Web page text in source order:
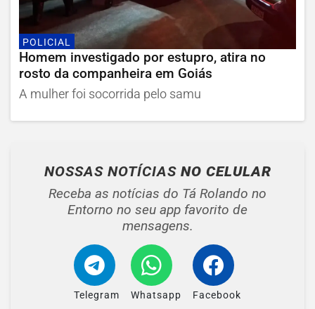
POLICIAL
Homem investigado por estupro, atira no
rosto da companheira em Goiás
A mulher foi socorrida pelo samu
NOSSAS NOTÍCIAS NO CELULAR
Receba as notícias do Tá Rolando no
Entorno no seu app favorito de
mensagens.
Telegram Whatsapp Facebook